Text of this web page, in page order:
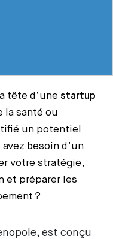
tête d’une startup
la santé ou
un potentiel
besoin d’un
votre stratégie,
et préparer les
?
est conçu